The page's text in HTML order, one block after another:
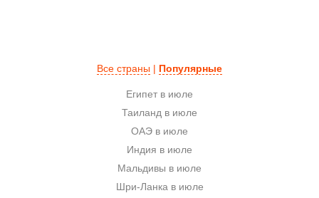
Все страны | Популярные
Египет в июле
Таиланд в июле
ОАЭ в июле
Индия в июле
Мальдивы в июле
Шри-Ланка в июле